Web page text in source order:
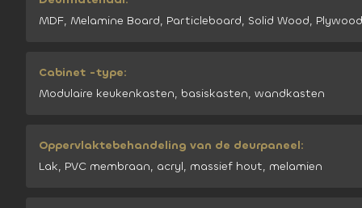
MDF, Melamine Board, Particleboard, Solid Wood, Plywood
Cabinet -type:
Modulaire keukenkasten, basiskasten, wandkasten
Oppervlaktebehandeling van de deurpaneel:
Lak, PVC membraan, acryl, massief hout, melamien